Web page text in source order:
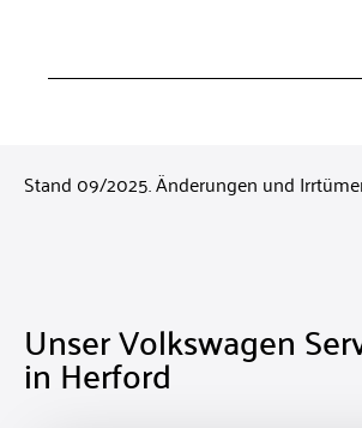
Stand 09/2025. Änderungen und
Unser Volkswagen
in Herford